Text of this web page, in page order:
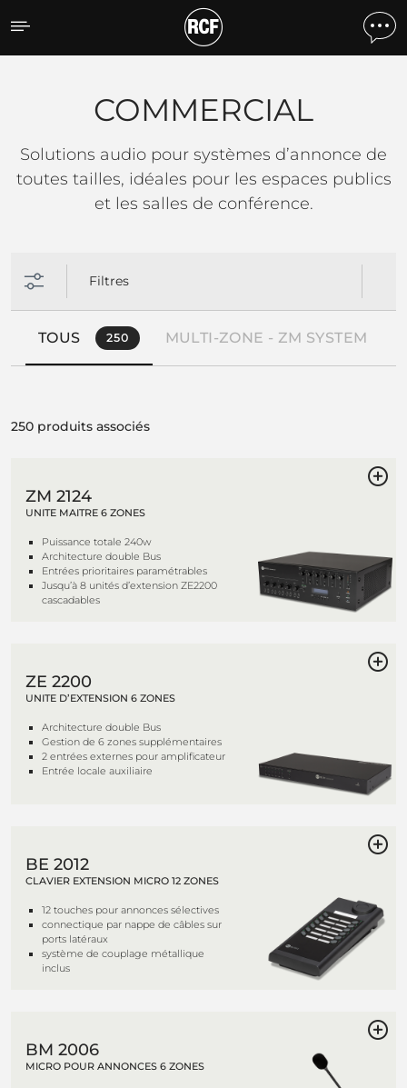
COMMERCIAL
COMMERCIAL
Solutions audio pour systèmes d’annonce de
toutes tailles, idéales pour les espaces publics
et les salles de conférence.
Filtres
TOUS 250 MULTI-ZONE - ZM SYSTEM
250 produits associés
ZM 2124
UNITE MAITRE 6 ZONES
Puissance totale 240w
Architecture double Bus
Entrées prioritaires paramétrables
Jusqu’à 8 unités d’extension ZE2200
cascadables
ZE 2200
UNITE D’EXTENSION 6 ZONES
Architecture double Bus
Gestion de 6 zones supplémentaires
2 entrées externes pour amplificateur
Entrée locale auxiliaire
BE 2012
CLAVIER EXTENSION MICRO 12 ZONES
12 touches pour annonces sélectives
connectique par nappe de câbles sur
ports latéraux
système de couplage métallique
inclus
BM 2006
MICRO POUR ANNONCES 6 ZONES